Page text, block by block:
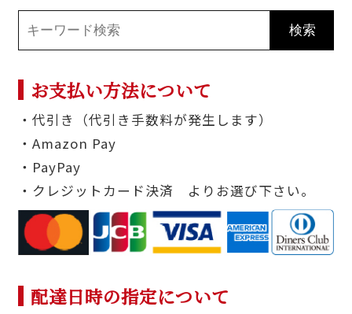
お支払い方法について
・代引き（代引き手数料が発生します）
・Amazon Pay
・PayPay
・クレジットカード決済 よりお選び下さい。
配達日時の指定について